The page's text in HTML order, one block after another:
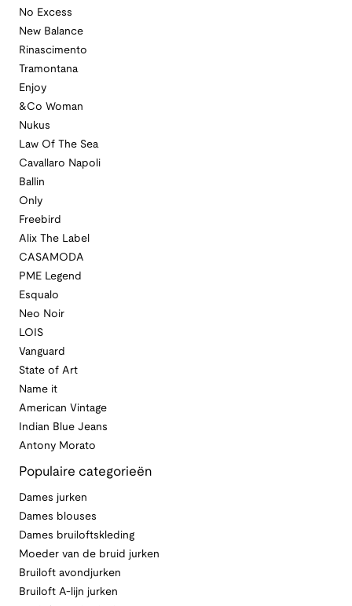
No Excess
New Balance
Rinascimento
Tramontana
Enjoy
&Co Woman
Nukus
Law Of The Sea
Cavallaro Napoli
Ballin
Only
Freebird
Alix The Label
CASAMODA
PME Legend
Esqualo
Neo Noir
LOIS
Vanguard
State of Art
Name it
American Vintage
Indian Blue Jeans
Antony Morato
Populaire categorieën
Dames jurken
Dames blouses
Dames bruiloftskleding
Moeder van de bruid jurken
Bruiloft avondjurken
Bruiloft A-lijn jurken